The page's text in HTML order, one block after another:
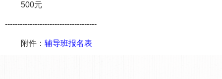
500元
-------------------------------------
附件： 辅导班报名表